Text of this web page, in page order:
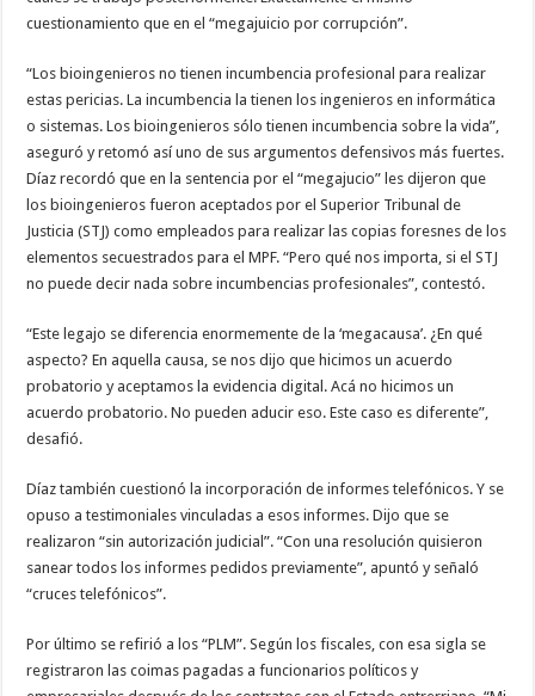
cuestionamiento que en el “megajuicio por corrupción”.
“Los bioingenieros no tienen incumbencia profesional para realizar
estas pericias. La incumbencia la tienen los ingenieros en informática
o sistemas. Los bioingenieros sólo tienen incumbencia sobre la vida”,
aseguró y retomó así uno de sus argumentos defensivos más fuertes.
Díaz recordó que en la sentencia por el “megajucio” les dijeron que
los bioingenieros fueron aceptados por el Superior Tribunal de
Justicia (STJ) como empleados para realizar las copias foresnes de los
elementos secuestrados para el MPF. “Pero qué nos importa, si el STJ
no puede decir nada sobre incumbencias profesionales”, contestó.
“Este legajo se diferencia enormemente de la ‘megacausa’. ¿En qué
aspecto? En aquella causa, se nos dijo que hicimos un acuerdo
probatorio y aceptamos la evidencia digital. Acá no hicimos un
acuerdo probatorio. No pueden aducir eso. Este caso es diferente”,
desafió.
Díaz también cuestionó la incorporación de informes telefónicos. Y se
opuso a testimoniales vinculadas a esos informes. Dijo que se
realizaron “sin autorización judicial”. “Con una resolución quisieron
sanear todos los informes pedidos previamente”, apuntó y señaló
“cruces telefónicos”.
Por último se refirió a los “PLM”. Según los fiscales, con esa sigla se
registraron las coimas pagadas a funcionarios políticos y